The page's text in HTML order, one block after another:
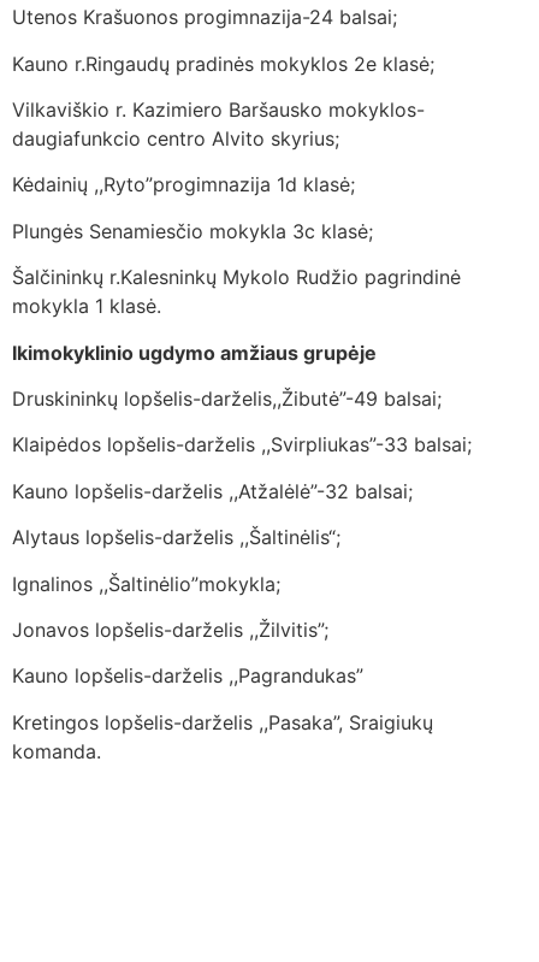
Utenos Krašuonos progimnazija-24 balsai;
Kauno r.Ringaudų pradinės mokyklos 2e klasė;
Vilkaviškio r. Kazimiero Baršausko mokyklos-
daugiafunkcio centro Alvito skyrius;
Kėdainių ,,Ryto”progimnazija 1d klasė;
Plungės Senamiesčio mokykla 3c klasė;
Šalčininkų r.Kalesninkų Mykolo Rudžio pagrindinė
mokykla 1 klasė.
Ikimokyklinio ugdymo amžiaus grupėje
Druskininkų lopšelis-darželis,,Žibutė”-49 balsai;
Klaipėdos lopšelis-darželis ,,Svirpliukas”-33 balsai;
Kauno lopšelis-darželis ,,Atžalėlė”-32 balsai;
Alytaus lopšelis-darželis ,,Šaltinėlis“;
Ignalinos ,,Šaltinėlio”mokykla;
Jonavos lopšelis-darželis ,,Žilvitis”;
Kauno lopšelis-darželis ,,Pagrandukas”
Kretingos lopšelis-darželis ,,Pasaka”, Sraigiukų
komanda.